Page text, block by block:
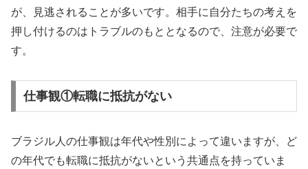
が、見逃されることが多いです。相手に自分たちの考えを
押し付けるのはトラブルのもととなるので、注意が必要で
す。
仕事観①転職に抵抗がない
ブラジル人の仕事観は年代や性別によって違いますが、ど
の年代でも転職に抵抗がないという共通点を持っていま